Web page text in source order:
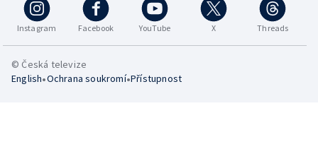
Instagram Facebook YouTube X Threads
© Česká televize
English•Ochrana soukromí•Přístupnost